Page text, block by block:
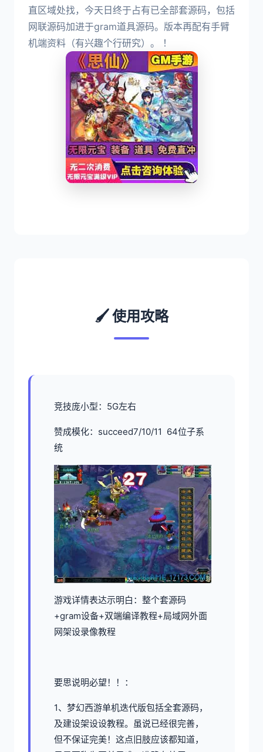
直区域处找，今天日终于占有已全部套源码，包括
网联源码加进于gram道具源码。版本再配有手臂
机端资料（有兴趣个行研究）。 ！
🖌️ 使用攻略
竞技庞小型：5G左右
赞成模化：succeed7/10/11 64位子系
统
游戏详情表达示明白：整个套源码
+gram设备+双端编译教程+局域网外面
网架设录像教程
要思说明必望！！：
1、 梦幻西游单机迭代版包括全套源码，
及建设架设设教程。虽说已经很完善，
但不保证完美！这点旧肢应该都知道，